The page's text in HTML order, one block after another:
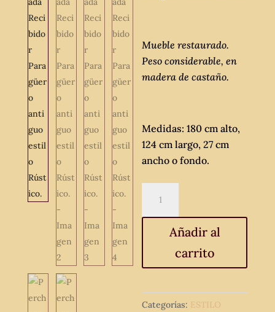
Mueble restaurado.
Peso considerable, en
madera de castaño.
Medidas: 180 cm alto,
124 cm largo, 27 cm
ancho o fondo.
antiguo
estilo
Renacimiento.
de
Recibidor
Añadir al
carrito
Categorías: ESTILO